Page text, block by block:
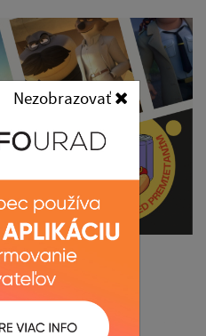
Nezobrazovať